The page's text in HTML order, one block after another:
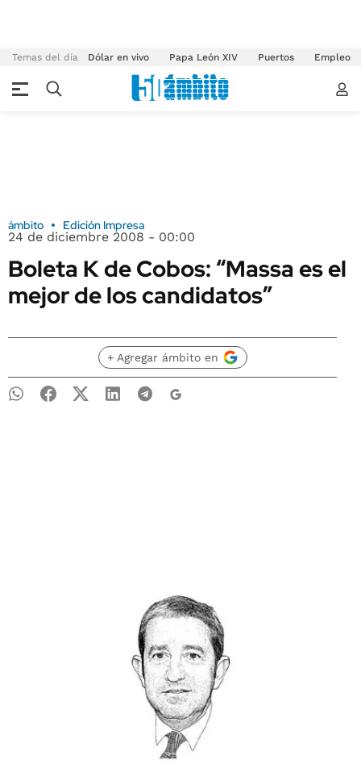
Temas del día Dólar en vivo Papa León XIV Puertos Empleo
ámbito Edición Impresa
24 de diciembre 2008 - 00:00
Boleta K de Cobos: “Massa es el
mejor de los candidatos”
+ Agregar ámbito en